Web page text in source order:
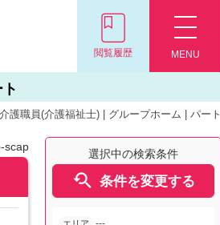
MENU
閲覧履歴
護職員(介護福祉士) | グループホーム | パート
選択中の検索条件
 条件を変更する
scap